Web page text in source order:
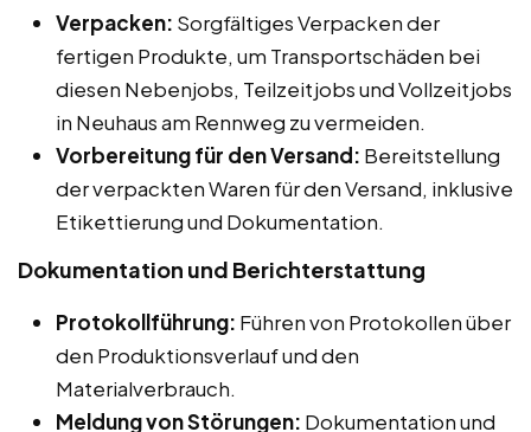
Verpacken: Sorgfältiges Verpacken der
fertigen Produkte, um Transportschäden bei
diesen Nebenjobs, Teilzeitjobs und Vollzeitjobs
in Neuhaus am Rennweg zu vermeiden.
Vorbereitung für den Versand: Bereitstellung
der verpackten Waren für den Versand, inklusive
Etikettierung und Dokumentation.
Dokumentation und Berichterstattung
Protokollführung: Führen von Protokollen über
den Produktionsverlauf und den
Materialverbrauch.
Meldung von Störungen: Dokumentation und